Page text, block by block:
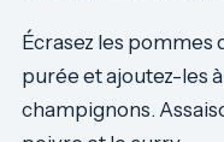
Écrasez les pommes
purée et ajoutez-les
champignons.